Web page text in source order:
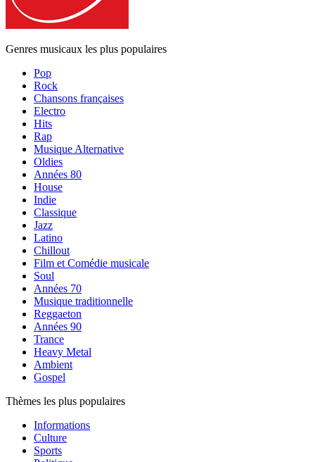
Genres musicaux les plus populaires
Pop
Rock
Chansons françaises
Electro
Hits
Rap
Musique Alternative
Oldies
Années 80
House
Indie
Classique
Jazz
Latino
Chillout
Film et Comédie musicale
Soul
Années 70
Musique traditionnelle
Reggaeton
Années 90
Trance
Heavy Metal
Ambient
Gospel
Thèmes les plus populaires
Informations
Culture
Sports